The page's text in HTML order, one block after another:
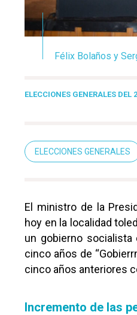
Félix Bolaños y
ELECCIONES GENERALES DEL
ELECCIONES GENERALES
El ministro de la
hoy en la localidad
un gobierno
cinco años de
cinco años anteriores
Incremento de las